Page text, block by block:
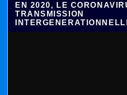
EN 2020, LE
TRANSMISSION